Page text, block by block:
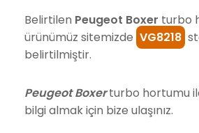
Belirtilen Peugeot Boxer turbo
ürünümüz sitemizde VG8218
belirtilmiştir.
Peugeot Boxerturbo hortumu
bilgi almak için bize ulaşınız.